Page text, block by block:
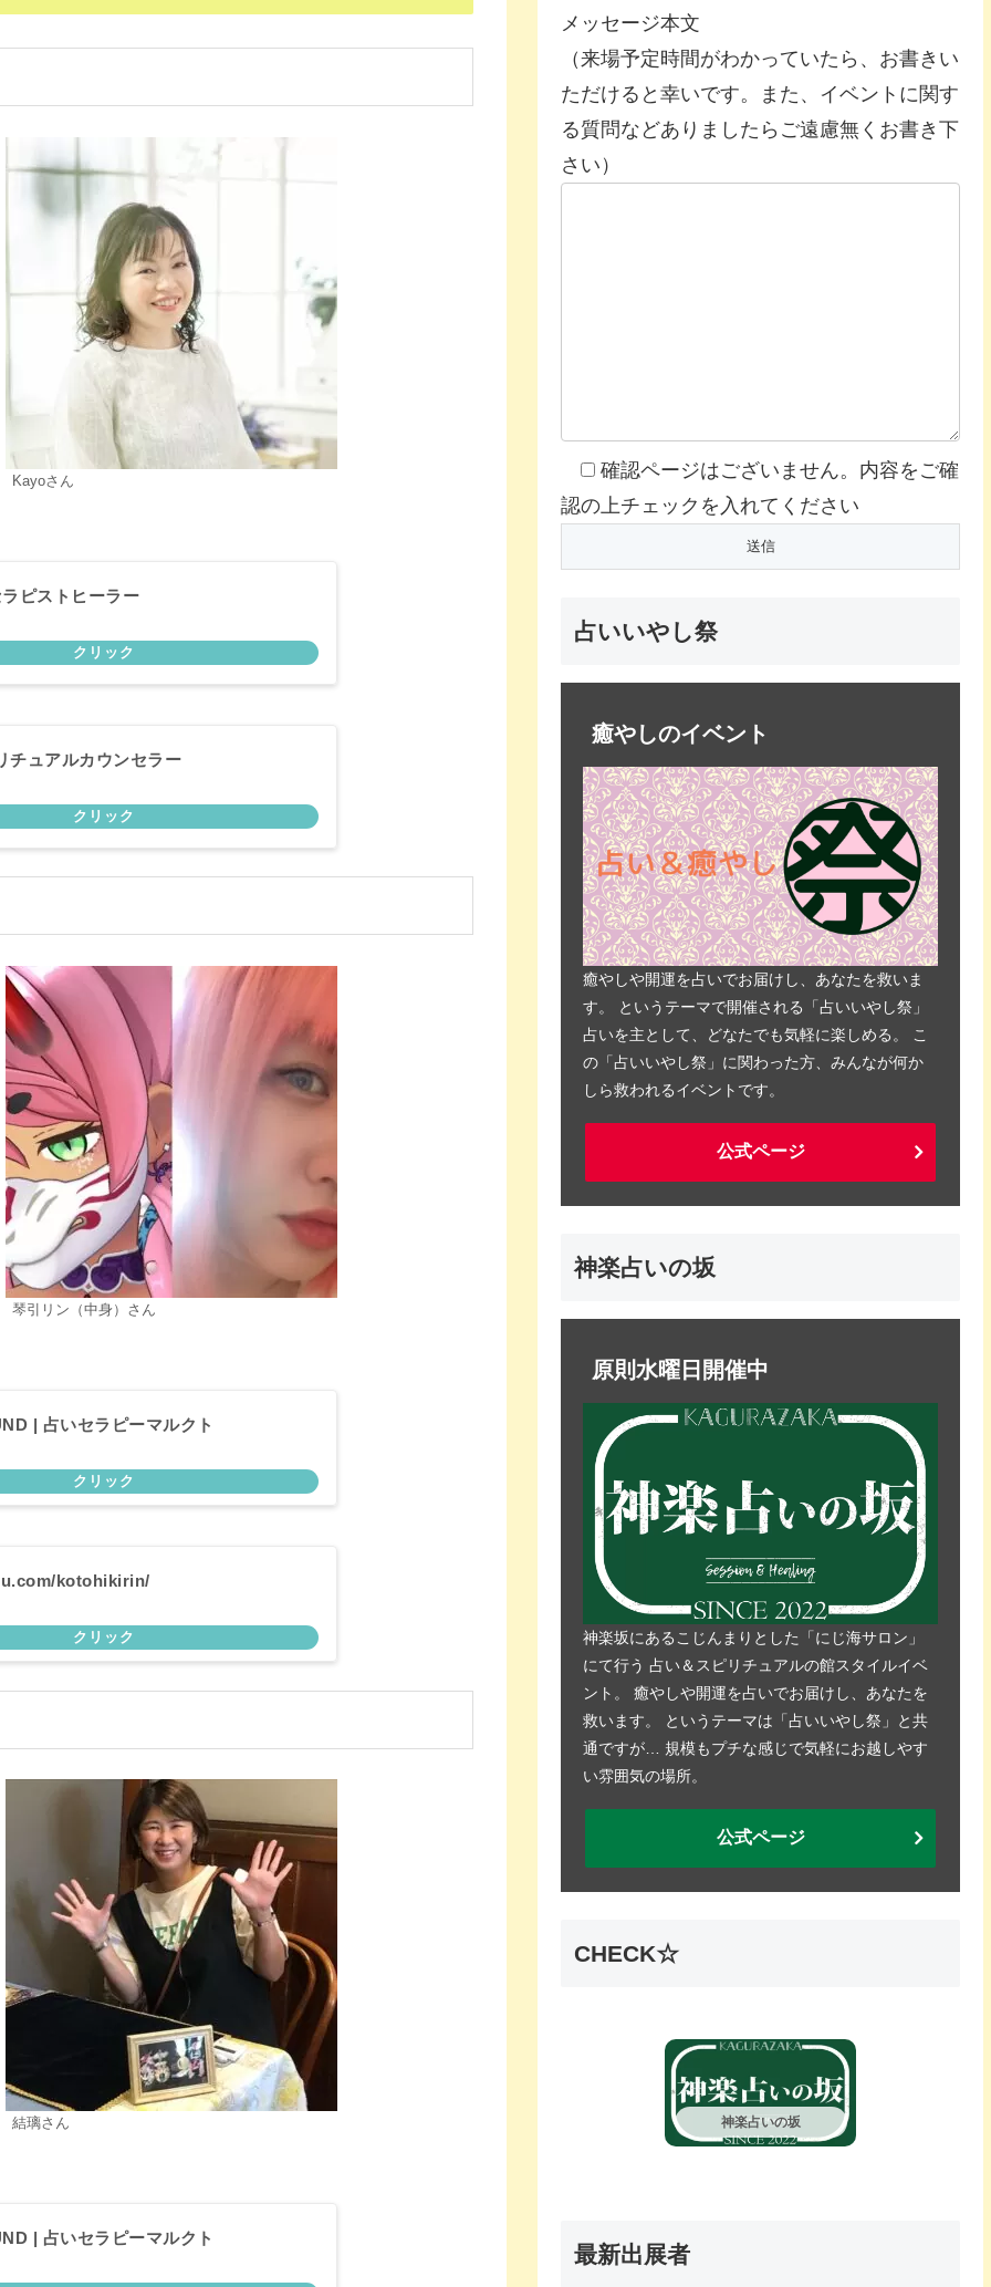
Kayoさん
ピストヒーラー
チュアルカウンセラー
琴引リン（中身）さん
| 占いセラピーマルクト
kotohikirin/
結璃さん
| 占いセラピーマルクト
メッセージ本文
（来場予定時間がわかっていたら、お書きい
ただけると幸いです。また、イベントに関す
る質問などありましたらご遠慮無くお書き下
さい）
確認ページはございません。内容をご確
認の上チェックを入れてください
占いいやし祭
癒やしのイベント
癒やしや開運を占いでお届けし、あなたを救いま
す。 というテーマで開催される「占いいやし祭」
占いを主として、どなたでも気軽に楽しめる。 こ
の「占いいやし祭」に関わった方、みんなが何か
しら救われるイベントです。
公式ページ
神楽占いの坂
原則水曜日開催中
神楽坂にあるこじんまりとした「にじ海サロン」
にて行う 占い＆スピリチュアルの館スタイルイベ
ント。 癒やしや開運を占いでお届けし、あなたを
救います。 というテーマは「占いいやし祭」と共
通ですが… 規模もプチな感じで気軽にお越しやす
い雰囲気の場所。
公式ページ
CHECK☆
神楽占いの坂
最新出展者